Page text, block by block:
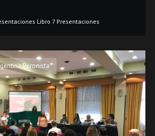
Libro 7 Presentaciones
Peronista